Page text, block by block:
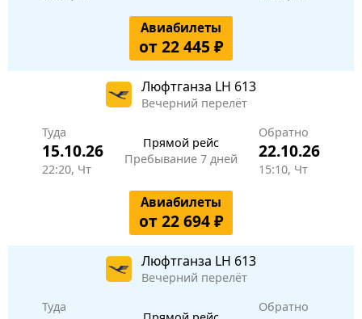
Авиабилеты
от 22 445 ₽
Люфтганза LH 613
Вечерний перелёт
Туда
15.10.26
22:20, Чт
Прямой рейс
Пребывание 7 дней
Обратно
22.10.26
15:10, Чт
Авиабилеты
от 22 694 ₽
Люфтганза LH 613
Вечерний перелёт
Туда
Обратно